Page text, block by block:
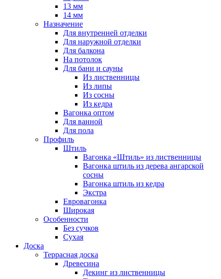
13 мм
14 мм
Назначение
Для внутренней отделки
Для наружной отделки
Для балкона
На потолок
Для бани и сауны
Из лиственницы
Из липы
Из сосны
Из кедра
Вагонка оптом
Для ванной
Для пола
Профиль
Штиль
Вагонка «Штиль» из лиственницы
Вагонка штиль из дерева ангарской
сосны
Вагонка штиль из кедра
Экстра
Евровагонка
Широкая
Особенности
Без сучков
Сухая
Доска
Террасная доска
Древесина
Декинг из лиственницы